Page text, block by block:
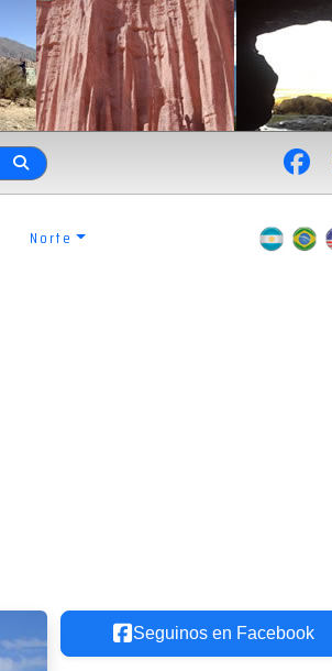
Norte
Seguinos en Facebook